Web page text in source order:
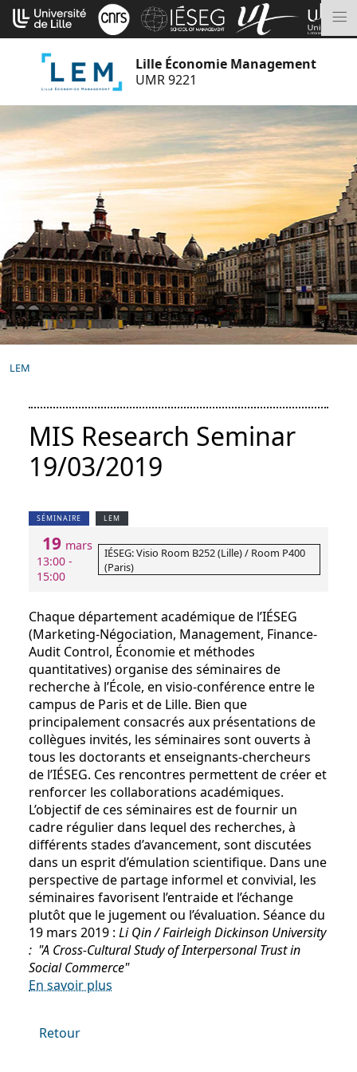
Aller
au
contenu
Lille Économie Management
UMR 9221
LEM
MIS Research Seminar
19/03/2019
SÉMINAIRE LEM
19 mars
13:00 -
15:00
IÉSEG: Visio Room B252 (Lille) / Room P400
(Paris)
Chaque département académique de l’IÉSEG
(Marketing-Négociation, Management, Finance-
Audit Control, Économie et méthodes
quantitatives) organise des séminaires de
recherche à l’École, en visio-conférence entre le
campus de Paris et de Lille. Bien que
principalement consacrés aux présentations de
collègues invités, les séminaires sont ouverts à
tous les doctorants et enseignants-chercheurs
de l’IÉSEG. Ces rencontres permettent de créer et
renforcer les collaborations académiques.
L’objectif de ces séminaires est de fournir un
cadre régulier dans lequel des recherches, à
différents stades d’avancement, sont discutées
dans un esprit d’émulation scientifique. Dans une
perspective de partage informel et convivial, les
séminaires favorisent l’entraide et l’échange
plutôt que le jugement ou l’évaluation. Séance du
19 mars 2019 : Li Qin / Fairleigh Dickinson University
: "A Cross-Cultural Study of Interpersonal Trust in
Social Commerce"
En savoir plus
Retour
Cookies management panel